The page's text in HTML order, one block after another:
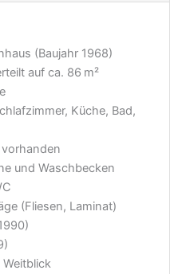
(Baujahr 1968)
auf ca. 86 m²
Küche, Bad,
und Waschbecken
(Fliesen, Laminat)